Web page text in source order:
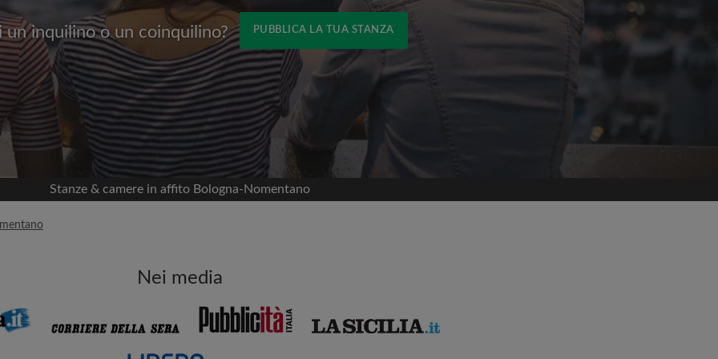
un inquilino o un coinquilino? PUBBLICA LA TUA STANZA
nella tua cronologia
per te
Nome
Data di trasferimento
Stanze & camere in affito Bologna-Nomentano
Nei media